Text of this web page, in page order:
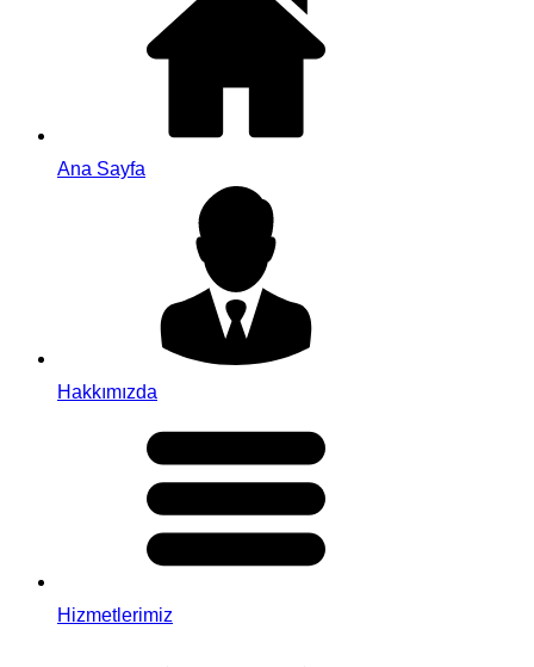
Ana Sayfa
Hakkımızda
Hizmetlerimiz